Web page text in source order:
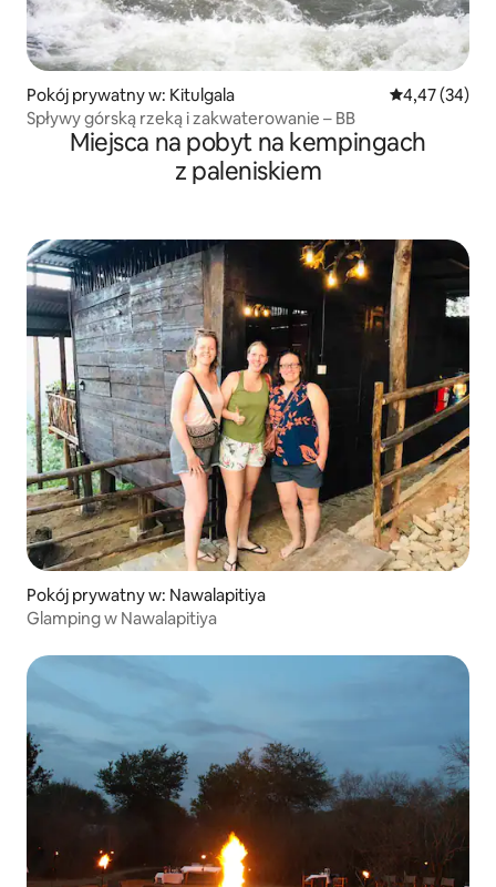
Pokój prywatny w: Kitulgala Średnia
4,47 (34)
Spływy górską rzeką i zakwaterowanie – BB
Miejsca na pobyt na kempingach
z paleniskiem
Pokój prywatny w: Nawalapitiya
Glamping w Nawalapitiya